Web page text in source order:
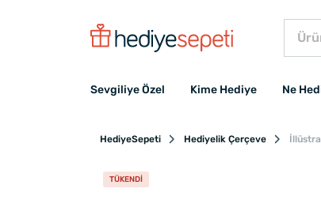
Sevgiliye Özel Kime Hediye Ne
HediyeSepeti Hediyelik Çerçeve
TÜKENDI